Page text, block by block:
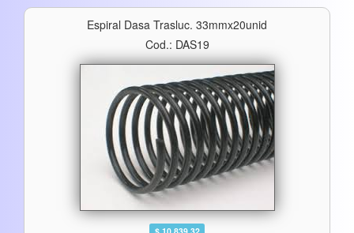
Espiral Dasa Trasluc. 33mmx20unid
Cod.: DAS19